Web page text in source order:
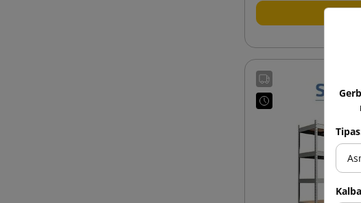
Į